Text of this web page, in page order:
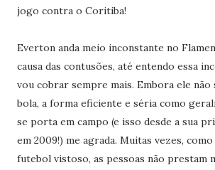
jogo contra o Coritiba!
Everton anda meio inconstante no
causa das contusões, até entendo essa
vou cobrar sempre mais. Embora ele não
bola, a forma eficiente e séria como
se porta em campo (e isso desde a sua
em 2009!) me agrada. Muitas vezes,
futebol vistoso, as pessoas não prestam